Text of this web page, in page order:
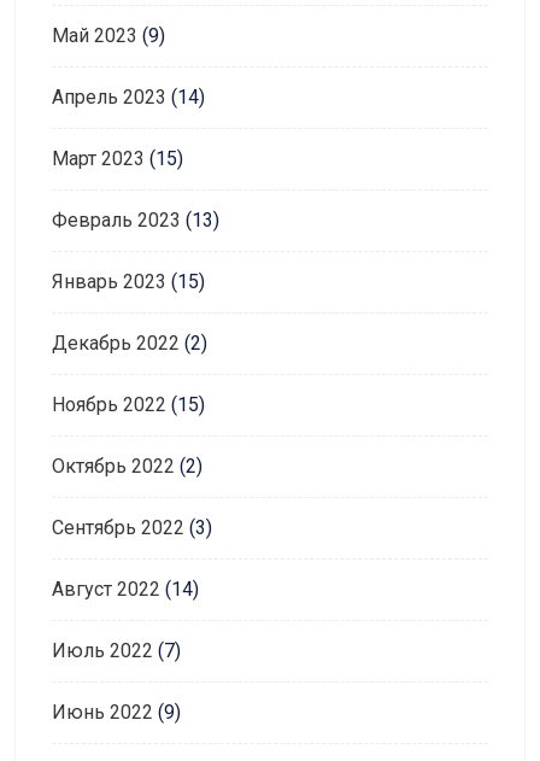
Май 2023 (9)
Апрель 2023 (14)
Март 2023 (15)
Февраль 2023 (13)
Январь 2023 (15)
Декабрь 2022 (2)
Ноябрь 2022 (15)
Октябрь 2022 (2)
Сентябрь 2022 (3)
Август 2022 (14)
Июль 2022 (7)
Июнь 2022 (9)